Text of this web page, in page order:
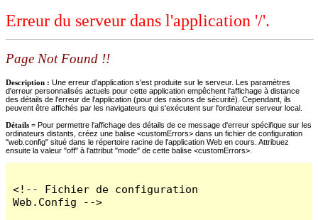
Erreur du serveur dans l'application '/'.
Page Not Found !!
Description : Une erreur d'application s'est produite sur le serveur. Les paramètres
d'erreur personnalisés actuels pour cette application empêchent l'affichage à distance
des détails de l'erreur de l'application (pour des raisons de sécurité). Cependant, ils
peuvent être affichés par les navigateurs qui s'exécutent sur l'ordinateur serveur local.
Détails = Pour permettre l'affichage des détails de ce message d'erreur spécifique sur les
ordinateurs distants, créez une balise <customErrors> dans un fichier de configuration
"web.config" situé dans le répertoire racine de l'application Web en cours. Attribuez
ensuite la valeur "off" à l'attribut "mode" de cette balise <customErrors>.
<!-- Fichier de configuration
Web.Config -->